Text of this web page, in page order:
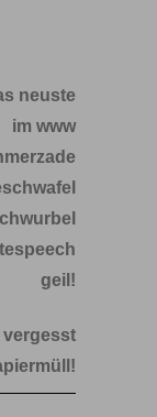
neuste
im www
geil!
vergesst